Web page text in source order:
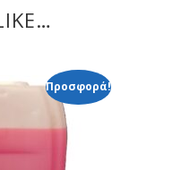
Προσφορά!